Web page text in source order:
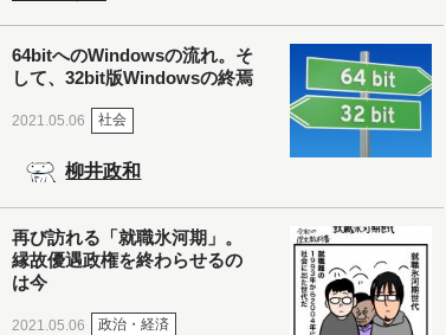
64bitへのWindowsの流れ。そ
して、32bit版Windowsの終焉
2021.05.06 社会
柳井政和
再び訪れる「就職氷河期」。
縁故優遇政権を終わらせるの
は今
2021.05.06 政治・経済